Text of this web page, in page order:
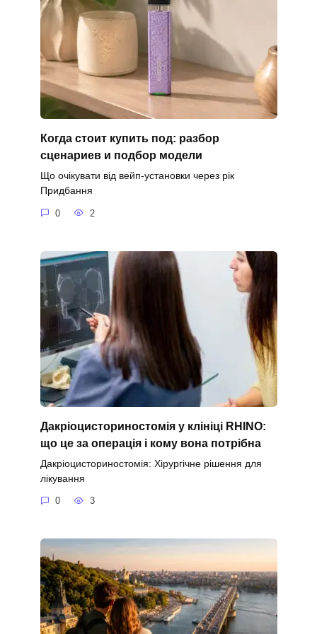
Когда стоит купить под: разбор
сценариев и подбор модели
Що очікувати від вейп-установки через рік
Придбання
0 2
Дакріоцисториностомія у клініці RHINO:
що це за операція і кому вона потрібна
Дакріоцисториностомія: Хірургічне рішення для
лікування
0 3